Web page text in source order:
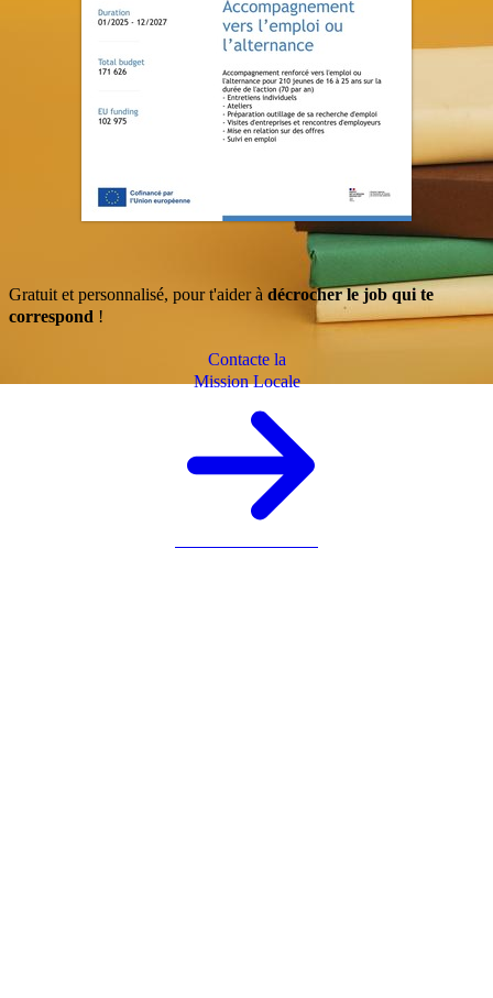
Gratuit et personnalisé, pour t'aider à décrocher le job qui te
correspond !
Contacte la
Mission Locale